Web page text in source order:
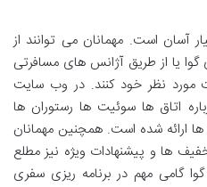
آسان است. مهمانان می توانند از
یا از طریق آژانس های مسافرتی
مورد نظر خود کنند. در وب سایت
اتاق ها سوئیت ها رستوران ها
ارائه شده است. همچنین مهمانان
ها و پیشنهادات ویژه نیز مطلع
گامی مهم در برنامه ریزی سفری